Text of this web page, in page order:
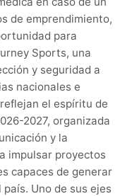
de emprendimiento,
para
Sports, una
y seguridad a
nacionales e
el espíritu de
2027, organizada
y la
impulsar proyectos
capaces de generar
Uno de sus ejes